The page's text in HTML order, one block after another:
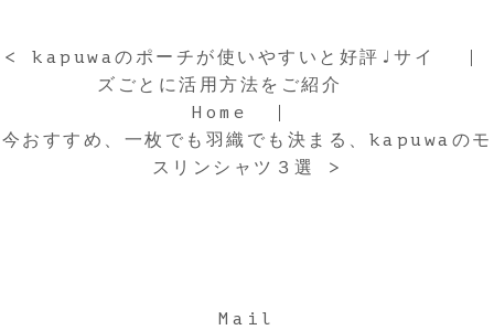
< kapuwaのポーチが使いやすいと好評♩サイ
ズごとに活用方法をご紹介
Home
今おすすめ、一枚でも羽織でも決まる、kapuwaのモ
スリンシャツ３選 >
Mail